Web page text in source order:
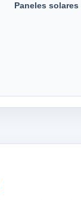
Paneles solares